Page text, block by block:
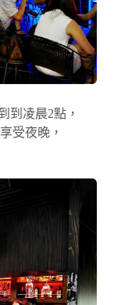
到凌晨2點，
受夜晚，